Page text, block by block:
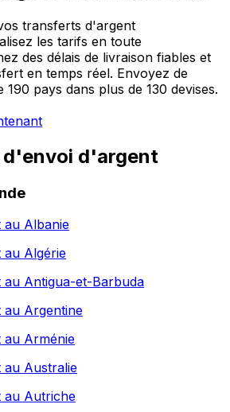
transferts d'argent
les tarifs en toute
des délais de livraison fiables et
en temps réel. Envoyez de
pays dans plus de 130 devises.
d'argent
au Albanie
au Algérie
au Antigua-et-Barbuda
au Argentine
au Arménie
au Australie
au Autriche